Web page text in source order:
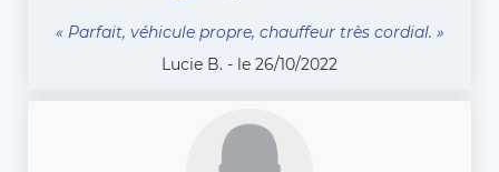
« Parfait, véhicule propre, chauffeur très cordial. »
Lucie B. - le 26/10/2022